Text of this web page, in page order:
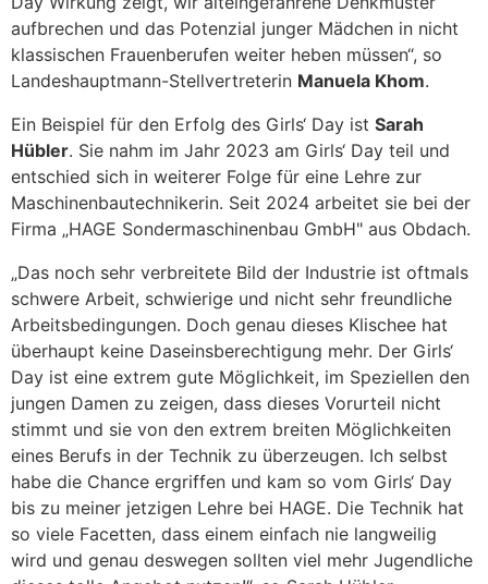
aufbrechen und das Potenzial junger Mädchen in nicht
klassischen Frauenberufen weiter heben müssen“, so
Landeshauptmann-Stellvertreterin Manuela Khom.
Ein Beispiel für den Erfolg des Girls‘ Day ist Sarah
Hübler. Sie nahm im Jahr 2023 am Girls‘ Day teil und
entschied sich in weiterer Folge für eine Lehre zur
Maschinenbautechnikerin. Seit 2024 arbeitet sie bei der
Firma „HAGE Sondermaschinenbau GmbH" aus Obdach.
„Das noch sehr verbreitete Bild der Industrie ist oftmals
schwere Arbeit, schwierige und nicht sehr freundliche
Arbeitsbedingungen. Doch genau dieses Klischee hat
überhaupt keine Daseinsberechtigung mehr. Der Girls‘
Day ist eine extrem gute Möglichkeit, im Speziellen den
jungen Damen zu zeigen, dass dieses Vorurteil nicht
stimmt und sie von den extrem breiten Möglichkeiten
eines Berufs in der Technik zu überzeugen. Ich selbst
habe die Chance ergriffen und kam so vom Girls‘ Day
bis zu meiner jetzigen Lehre bei HAGE. Die Technik hat
so viele Facetten, dass einem einfach nie langweilig
wird und genau deswegen sollten viel mehr Jugendliche